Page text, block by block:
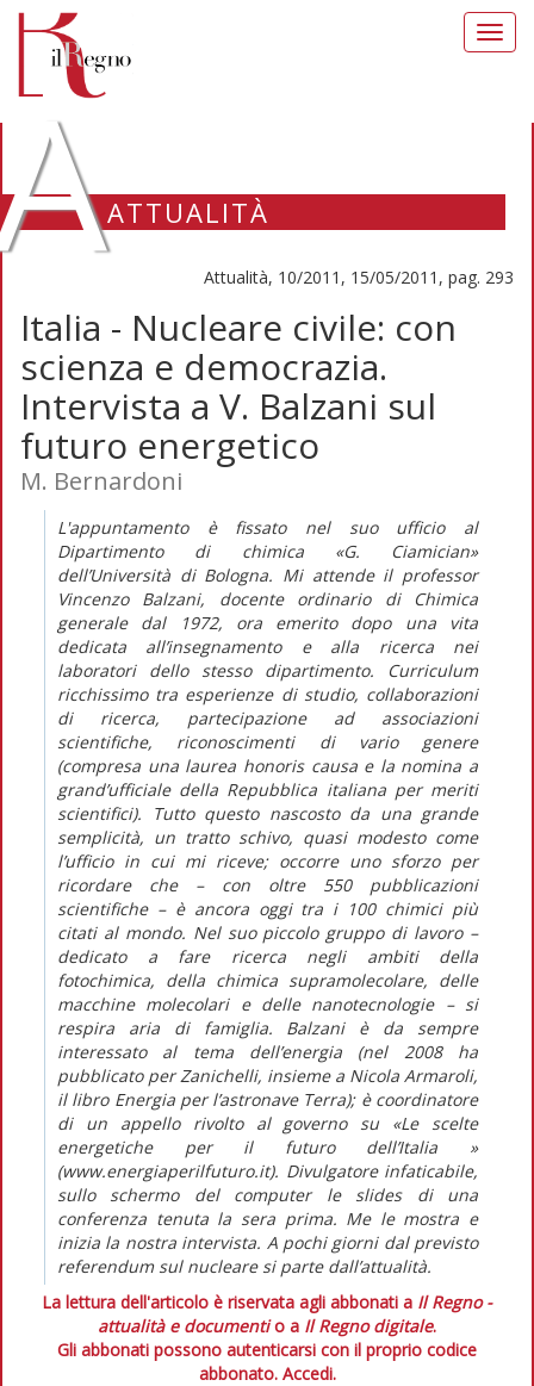
ATTUALITÀ
Attualità, 10/2011, 15/05/2011, pag. 293
Italia - Nucleare civile: con
scienza e democrazia.
Intervista a V. Balzani sul
futuro energetico
M. Bernardoni
L'appuntamento è fissato nel suo ufficio al
Dipartimento di chimica «G. Ciamician»
dell’Università di Bologna. Mi attende il professor
Vincenzo Balzani, docente ordinario di Chimica
generale dal 1972, ora emerito dopo una vita
dedicata all’insegnamento e alla ricerca nei
laboratori dello stesso dipartimento. Curriculum
ricchissimo tra esperienze di studio, collaborazioni
di ricerca, partecipazione ad associazioni
scientifiche, riconoscimenti di vario genere
(compresa una laurea honoris causa e la nomina a
grand’ufficiale della Repubblica italiana per meriti
scientifici). Tutto questo nascosto da una grande
semplicità, un tratto schivo, quasi modesto come
l’ufficio in cui mi riceve; occorre uno sforzo per
ricordare che – con oltre 550 pubblicazioni
scientifiche – è ancora oggi tra i 100 chimici più
citati al mondo. Nel suo piccolo gruppo di lavoro –
dedicato a fare ricerca negli ambiti della
fotochimica, della chimica supramolecolare, delle
macchine molecolari e delle nanotecnologie – si
respira aria di famiglia. Balzani è da sempre
interessato al tema dell’energia (nel 2008 ha
pubblicato per Zanichelli, insieme a Nicola Armaroli,
il libro Energia per l’astronave Terra); è coordinatore
di un appello rivolto al governo su «Le scelte
energetiche per il futuro dell’Italia »
(www.energiaperilfuturo.it). Divulgatore infaticabile,
sullo schermo del computer le slides di una
conferenza tenuta la sera prima. Me le mostra e
inizia la nostra intervista. A pochi giorni dal previsto
referendum sul nucleare si parte dall’attualità.
La lettura dell'articolo è riservata agli abbonati a Il Regno -
attualità e documentio a Il Regno digitale.
Gli abbonati possono autenticarsi con il proprio codice
abbonato. Accedi.